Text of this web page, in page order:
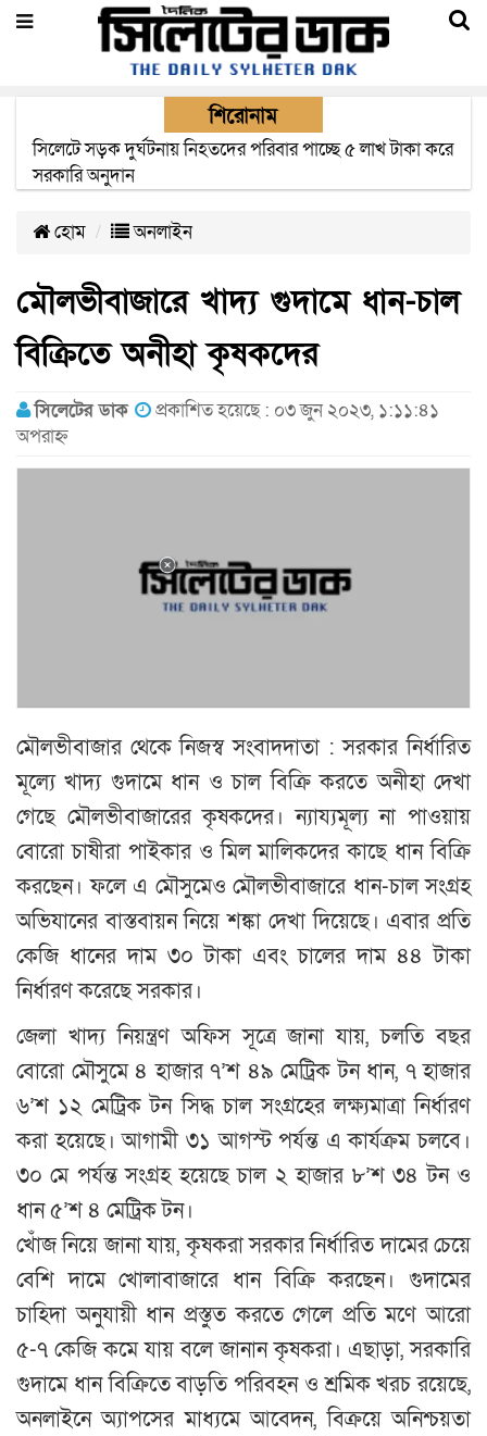
শিরোনাম
সুনামগঞ্জের টাঙ্গুয়ার হাওরে পানিতে ডুবে পর্যটকের মৃত্যু
হোম অনলাইন
মৌলভীবাজারে খাদ্য গুদামে ধান-চাল
বিক্রিতে অনীহা কৃষকদের
সিলেটের ডাক
প্রকাশিত হয়েছে : ০৩ জুন ২০২৩, ১:১১:৪১
অপরাহ্ন
মৌলভীবাজার থেকে নিজস্ব সংবাদদাতা : সরকার নির্ধারিত
মূল্যে খাদ্য গুদামে ধান ও চাল বিক্রি করতে অনীহা দেখা
গেছে মৌলভীবাজারের কৃষকদের। ন্যায্যমূল্য না পাওয়ায়
বোরো চাষীরা পাইকার ও মিল মালিকদের কাছে ধান বিক্রি
করছেন। ফলে এ মৌসুমেও মৌলভীবাজারে ধান-চাল সংগ্রহ
অভিযানের বাস্তবায়ন নিয়ে শঙ্কা দেখা দিয়েছে। এবার প্রতি
কেজি ধানের দাম ৩০ টাকা এবং চালের দাম ৪৪ টাকা
নির্ধারণ করেছে সরকার।
জেলা খাদ্য নিয়ন্ত্রণ অফিস সূত্রে জানা যায়, চলতি বছর
বোরো মৌসুমে ৪ হাজার ৭’শ ৪৯ মেট্রিক টন ধান, ৭ হাজার
৬’শ ১২ মেট্রিক টন সিদ্ধ চাল সংগ্রহের লক্ষ্যমাত্রা নির্ধারণ
করা হয়েছে। আগামী ৩১ আগস্ট পর্যন্ত এ কার্যক্রম চলবে।
৩০ মে পর্যন্ত সংগ্রহ হয়েছে চাল ২ হাজার ৮’শ ৩৪ টন ও
ধান ৫’শ ৪ মেট্রিক টন।
খোঁজ নিয়ে জানা যায়, কৃষকরা সরকার নির্ধারিত দামের চেয়ে
বেশি দামে খোলাবাজারে ধান বিক্রি করছেন। গুদামের
চাহিদা অনুযায়ী ধান প্রস্তুত করতে গেলে প্রতি মণে আরো
৫-৭ কেজি কমে যায় বলে জানান কৃষকরা। এছাড়া, সরকারি
গুদামে ধান বিক্রিতে বাড়তি পরিবহন ও শ্রমিক খরচ রয়েছে,
অনলাইনে অ্যাপসের মাধ্যমে আবেদন, বিক্রয়ে অনিশ্চয়তা